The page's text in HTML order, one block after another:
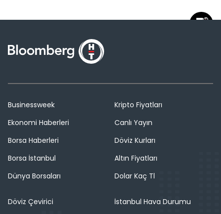
Businessweek
Ekonomi Haberleri
Borsa Haberleri
Borsa İstanbul
Dünya Borsaları
Kripto Fiyatları
Canlı Yayın
Döviz Kurları
Altın Fiyatları
Dolar Kaç Tl
Döviz Çevirici
İstanbul Hava Durumu